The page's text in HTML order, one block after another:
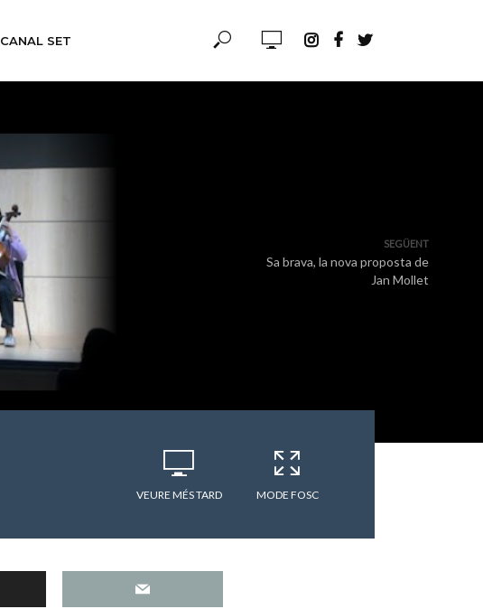
CANAL SET
SEGÜENT
Sa brava, la nova proposta de
Jan Mollet
VEURE MÉS TARD MODE FOSC